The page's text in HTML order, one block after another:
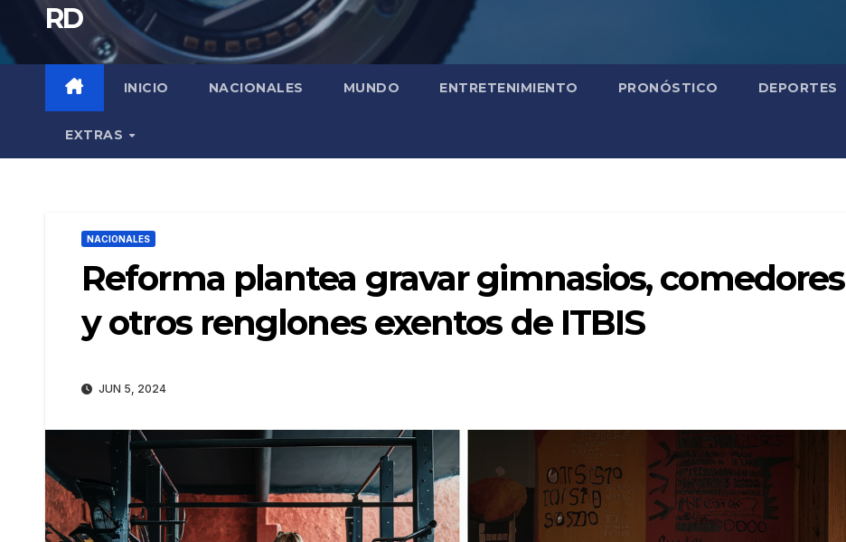
RD
INICIO NACIONALES MUNDO ENTRETENIMIENTO PRONÓSTICO DEPORTES
EXTRAS
NACIONALES
Reforma plantea gravar gimnasios, comedores
y otros renglones exentos de ITBIS
JUN 5, 2024